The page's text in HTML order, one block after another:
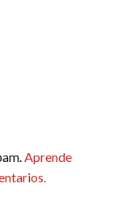
Aprende